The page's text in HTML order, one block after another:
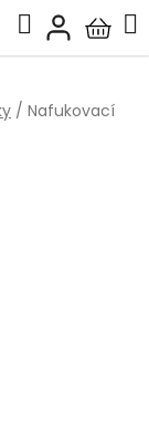
Hľadať
košík
/ Nafukovací